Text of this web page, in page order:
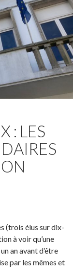
: LES
(trois élus sur dix-
à voir qu’une
an avant d’être
par les mêmes et